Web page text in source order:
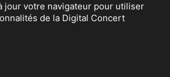
jour votre navigateur pour utiliser
de la Digital Concert